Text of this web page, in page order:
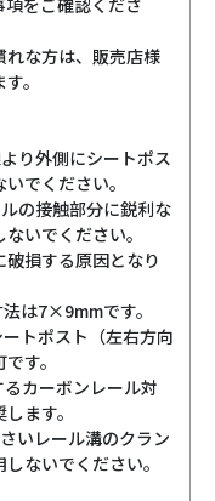
をご確認くださ
れな方は、販売店様
。
り外側にシートポス
でください。
の接触部分に鋭利な
いでください。
損する原因となり
は7×9mmです。
トポスト（左右方向
す。
カーボンレール対
ます。
いレール溝のクラン
ないでください。